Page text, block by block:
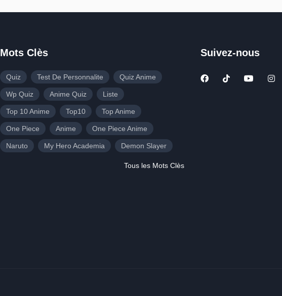
Mots Clès
Quiz Test De Personnalite Quiz Anime
Wp Quiz Anime Quiz Liste
Top 10 Anime Top10 Top Anime
One Piece Anime One Piece Anime
Naruto My Hero Academia Demon Slayer
Tous les Mots Clès
Suivez-nous